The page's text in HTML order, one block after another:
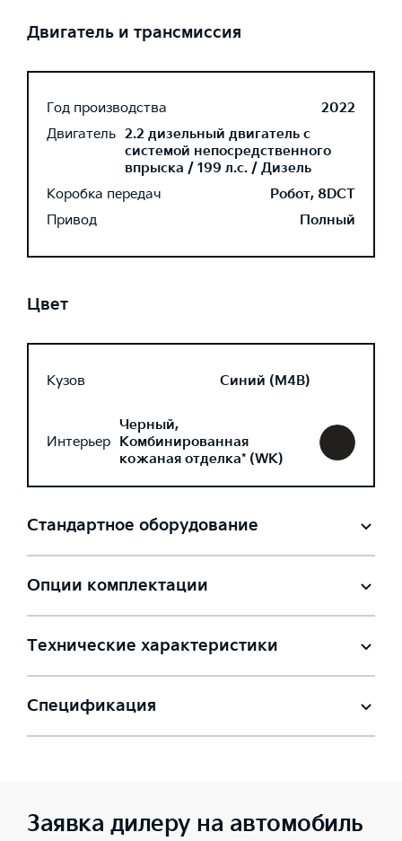
Двигатель и трансмиссия
Год производства
2022
Двигатель 2.2 дизельный двигатель с
системой непосредственного
впрыска / 199 л.с. / Дизель
Коробка передач
Робот, 8DCT
Привод
Полный
Цвет
Кузов Синий (M4B)
Интерьер
Черный,
Комбинированная
кожаная отделка* (WK)
Стандартное оборудование
Опции комплектации
Технические характеристики
Спецификация
Заявка дилеру на автомобиль